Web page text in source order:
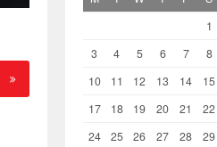
1
3
4 5 6 7 8
10
11 12 13 14 15
17
18 19 20 21 22
24
25 26 27 28 29